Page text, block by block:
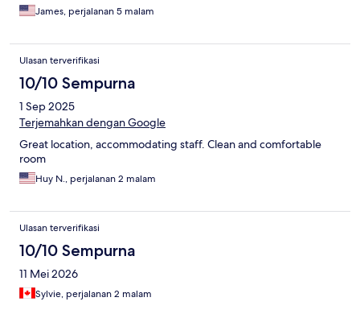
James, perjalanan 5 malam
Ulasan terverifikasi
10/10 Sempurna
1 Sep 2025
Terjemahkan dengan Google
Great location, accommodating staff. Clean and comfortable
room
Huy N., perjalanan 2 malam
Ulasan terverifikasi
10/10 Sempurna
11 Mei 2026
Sylvie, perjalanan 2 malam